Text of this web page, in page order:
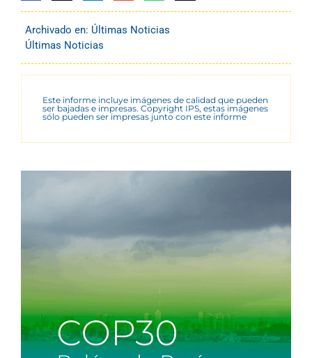
Archivado en: Últimas Noticias
Últimas Noticias
Este informe incluye imágenes de calidad que pueden
ser bajadas e impresas. Copyright IPS, estas imágenes
sólo pueden ser impresas junto con este informe